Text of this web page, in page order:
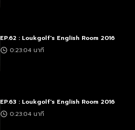
EP.62 : Loukgolf's English Room 2016
0:23:04 นาที
EP.63 : Loukgolf's English Room 2016
0:23:04 นาที